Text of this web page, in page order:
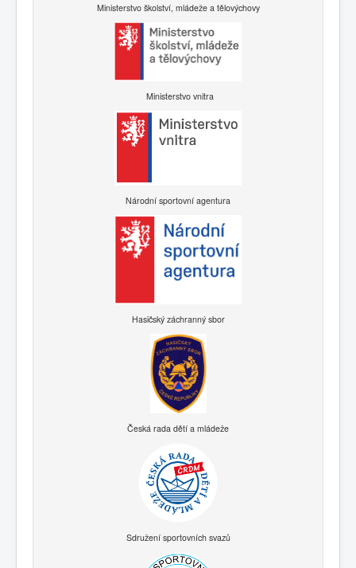
Ministerstvo školství, mládeže a tělovýchovy
Ministerstvo vnitra
Národní sportovní agentura
Hasičský záchranný sbor
Česká rada dětí a mládeže
Sdružení sportovních svazů